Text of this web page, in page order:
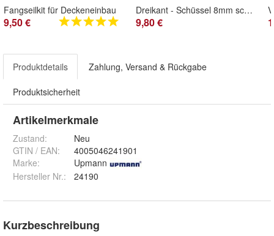
Fangseilkit für Deckeneinbau
9,50 €
Dreikant - Schüssel 8mm schwarz für CSWP Klappen
9,80 €
Produktdetails Zahlung, Versand & Rückgabe
Produktsicherheit
Artikelmerkmale
Zustand:
Neu
GTIN / EAN:
4005046241901
Marke:
Upmann
Hersteller Nr.:
24190
Kurzbeschreibung